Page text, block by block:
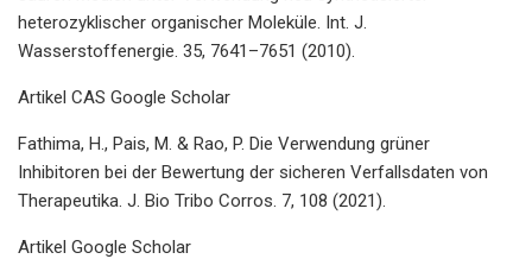
heterozyklischer organischer Moleküle. Int. J.
Wasserstoffenergie. 35, 7641–7651 (2010).
Artikel CAS Google Scholar
Fathima, H., Pais, M. & Rao, P. Die Verwendung grüner
Inhibitoren bei der Bewertung der sicheren Verfallsdaten von
Therapeutika. J. Bio Tribo Corros. 7, 108 (2021).
Artikel Google Scholar